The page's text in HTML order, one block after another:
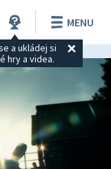
a ukládej si
hry a videa.
MENU